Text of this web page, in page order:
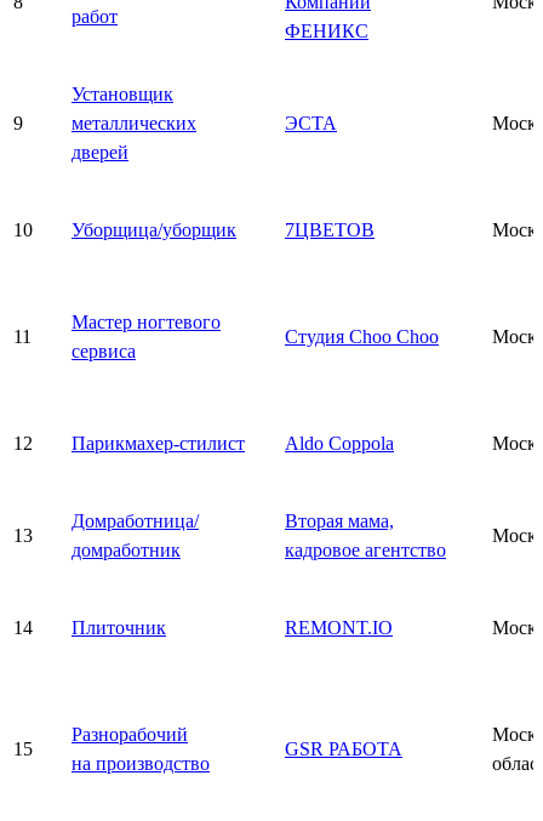
работ
ФЕНИКС
9
Установщик
металлических
дверей
ЭСТА
10 Уборщица/уборщик 7ЦВЕТОВ
11
Мастер ногтевого
сервиса
Студия Choo Choo
12 Парикмахер-стилист Aldo Coppola
13
Домработница/
домработник
Вторая мама,
кадровое агентство
14 Плиточник REMONT.IO
15
Разнорабочий
на производство
GSR РАБОТА